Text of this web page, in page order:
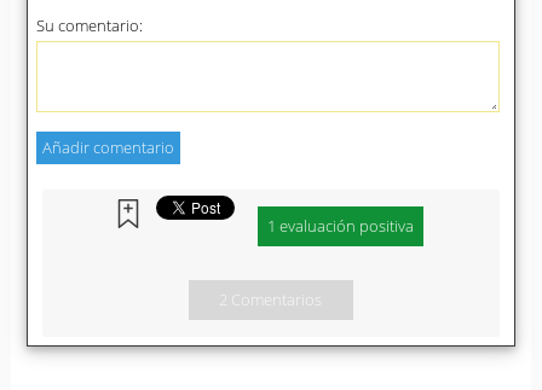
Su comentario:
1 evaluación positiva
2 Comentarios